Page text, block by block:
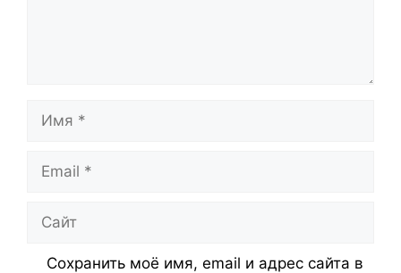
Сохранить моё имя, email и адрес сайта в